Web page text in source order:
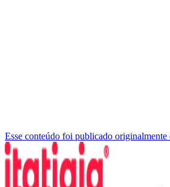
Esse conteúdo foi publicado originalmente